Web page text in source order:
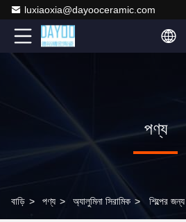
luxiaoxia@dayooceramic.com
পণ্য
বাড়ি > পণ্য > অ্যালুমিনা সিরামিক > শিল্পের